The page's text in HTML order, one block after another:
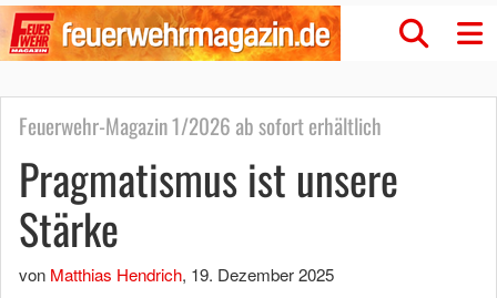
Feuerwehr-Magazin 1/2026 ab sofort erhältlich
Pragmatismus ist unsere
Stärke
von Matthias Hendrich, 19. Dezember 2025